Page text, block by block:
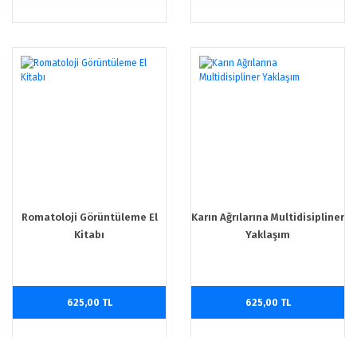
Romatoloji Görüntüleme El
Kitabı
625,00 TL
Karın Ağrılarına Multidisipliner
Yaklaşım
625,00 TL